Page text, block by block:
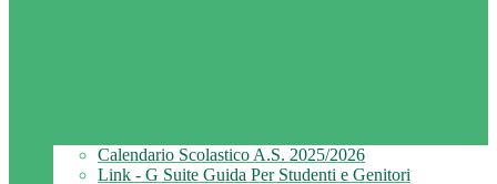
Calendario Scolastico A.S. 2025/2026
Link - G Suite Guida Per Studenti e Genitori